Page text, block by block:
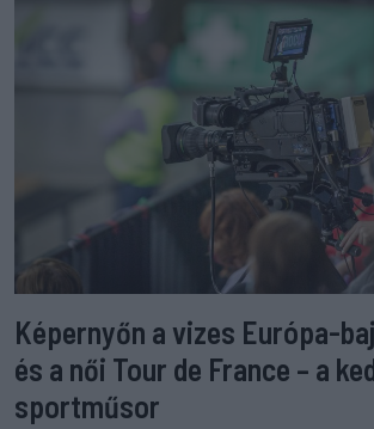
Képernyőn a vizes Európa-
és a női Tour de France – a
sportműsor